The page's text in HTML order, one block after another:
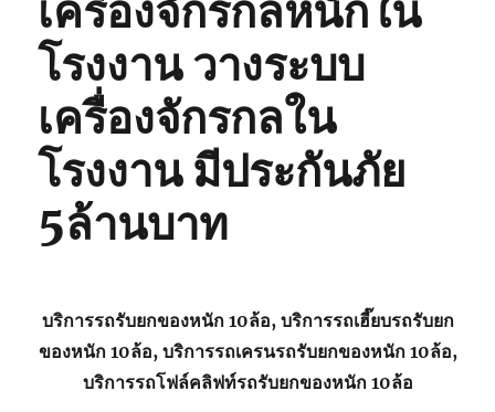
เครื่องจักรกลหนักใน
โรงงาน วางระบบ
เครื่องจักรกลใน
โรงงาน มีประกันภัย
5ล้านบาท
บริการรถรับยกของหนัก 10ล้อ, บริการรถเฮี๊ยบรถรับยก
ของหนัก 10ล้อ, บริการรถเครนรถรับยกของหนัก 10ล้อ,
บริการรถโฟล์คลิฟท์รถรับยกของหนัก 10ล้อ